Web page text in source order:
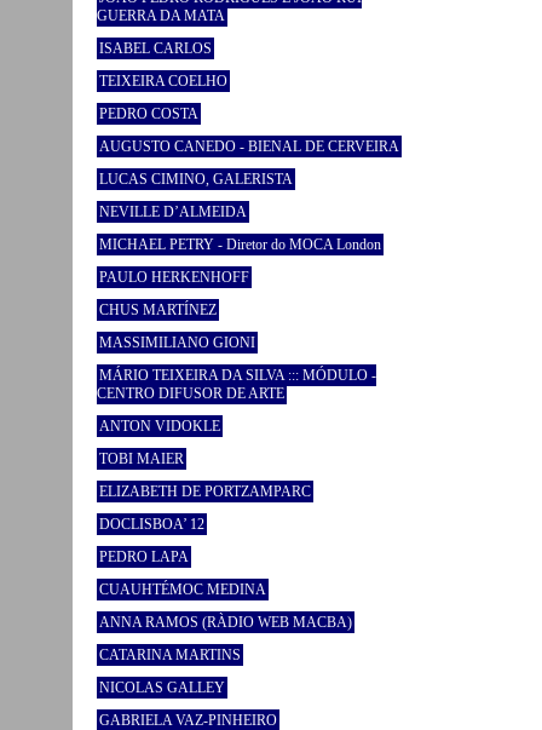
GUERRA DA MATA
ISABEL CARLOS
TEIXEIRA COELHO
PEDRO COSTA
AUGUSTO CANEDO - BIENAL DE CERVEIRA
LUCAS CIMINO, GALERISTA
NEVILLE D’ALMEIDA
MICHAEL PETRY - Diretor do MOCA London
PAULO HERKENHOFF
CHUS MARTÍNEZ
MASSIMILIANO GIONI
MÁRIO TEIXEIRA DA SILVA ::: MÓDULO -
CENTRO DIFUSOR DE ARTE
ANTON VIDOKLE
TOBI MAIER
ELIZABETH DE PORTZAMPARC
DOCLISBOA’ 12
PEDRO LAPA
CUAUHTÉMOC MEDINA
ANNA RAMOS (RÀDIO WEB MACBA)
CATARINA MARTINS
NICOLAS GALLEY
GABRIELA VAZ-PINHEIRO